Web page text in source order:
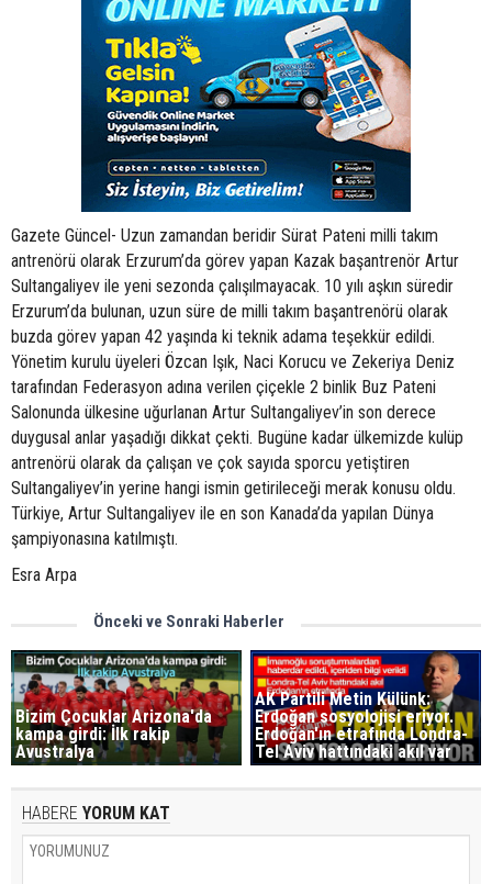
Gazete Güncel- Uzun zamandan beridir Sürat Pateni milli takım
antrenörü olarak Erzurum’da görev yapan Kazak başantrenör Artur
Sultangaliyev ile yeni sezonda çalışılmayacak. 10 yılı aşkın süredir
Erzurum’da bulunan, uzun süre de milli takım başantrenörü olarak
buzda görev yapan 42 yaşında ki teknik adama teşekkür edildi.
Yönetim kurulu üyeleri Özcan Işık, Naci Korucu ve Zekeriya Deniz
tarafından Federasyon adına verilen çiçekle 2 binlik Buz Pateni
Salonunda ülkesine uğurlanan Artur Sultangaliyev’in son derece
duygusal anlar yaşadığı dikkat çekti. Bugüne kadar ülkemizde kulüp
antrenörü olarak da çalışan ve çok sayıda sporcu yetiştiren
Sultangaliyev’in yerine hangi ismin getirileceği merak konusu oldu.
Türkiye, Artur Sultangaliyev ile en son Kanada’da yapılan Dünya
şampiyonasına katılmıştı.
Esra Arpa
Önceki ve Sonraki Haberler
Bizim Çocuklar Arizona'da
kampa girdi: İlk rakip
Avustralya
AK Partili Metin Külünk:
Erdoğan sosyolojisi eriyor.
Erdoğan'ın etrafında Londra-
Tel Aviv hattındaki akıl var
HABERE YORUM KAT